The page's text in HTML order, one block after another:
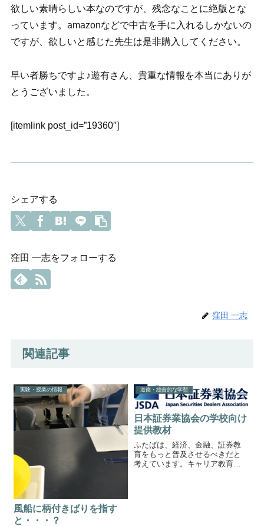
欲しい素晴らしい本なのですが、残念なことに絶版とな
っています。amazonなどで中古を手に入れるしかないの
ですが、欲しいと感じた先生は是非購入してください。
早い者勝ちですよ♪遊有さん、貴重な情報を本当にありが
とうございました。
[itemlink post_id=”19360″]
シェアする
窪田 一志をフォローする
窪田 一志
関連記事
実験・授業の情報
風船に柄付きばりを指す
と・・・？
道徳・総合的な学習
日本証券業協会の学校向け
提供教材
ふたばは、経済、金融、証券教
育をもっと普及させるべきだと
考えています。キャリア教育に